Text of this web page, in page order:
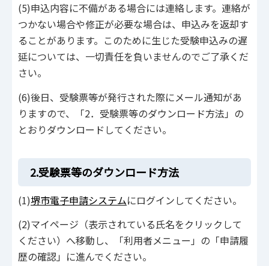
(5)申込内容に不備がある場合には連絡します。連絡が
つかない場合や修正が必要な場合は、申込みを返却す
ることがあります。このために生じた受験申込みの遅
延については、一切責任を負いませんのでご了承くだ
さい。
(6)後日、受験票等が発行された際にメール通知があ
りますので、「2．受験票等のダウンロード方法」の
とおりダウンロードしてください。
2.受験票等のダウンロード方法
(1)堺市電子申請システムにログインしてください。
(2)マイページ（表示されている氏名をクリックして
ください）へ移動し、「利用者メニュー」の「申請履
歴の確認」に進んでください。